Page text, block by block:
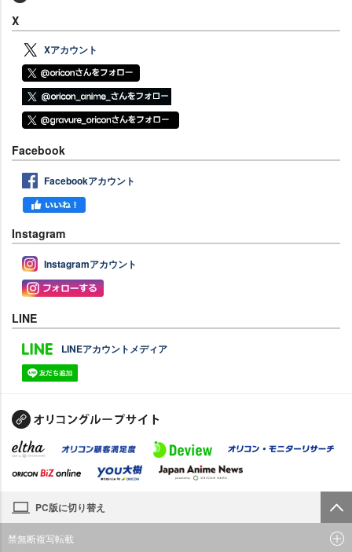
X
Xアカウント
Facebook
Facebookアカウント
Instagram
Instagramアカウント
LINE
LINEアカウントメディア
PC版に切り替え
禁無断複写転載